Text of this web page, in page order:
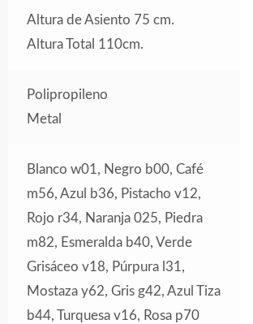
Altura de Asiento 75 cm.
Altura Total 110cm.
Polipropileno
Metal
Blanco w01, Negro b00, Café
m56, Azul b36, Pistacho v12,
Rojo r34, Naranja 025, Piedra
m82, Esmeralda b40, Verde
Grisáceo v18, Púrpura l31,
Mostaza y62, Gris g42, Azul Tiza
b44, Turquesa v16, Rosa p70